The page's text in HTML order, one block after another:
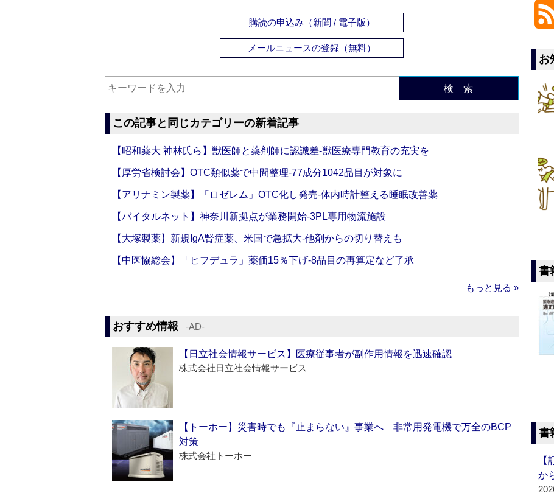
購読の申込み（新聞 / 電子版）
メールニュースの登録（無料）
検 索
この記事と同じカテゴリーの新着記事
【昭和薬大 神林氏ら】獣医師と薬剤師に認識差‐獣医療専門教育の充実を
【厚労省検討会】OTC類似薬で中間整理‐77成分1042品目が対象に
【アリナミン製薬】「ロゼレム」OTC化し発売‐体内時計整える睡眠改善薬
【バイタルネット】神奈川新拠点が業務開始‐3PL専用物流施設
【大塚製薬】新規IgA腎症薬、米国で急拡大‐他剤からの切り替えも
【中医協総会】「ヒフデュラ」薬価15％下げ‐8品目の再算定など了承
もっと見る »
おすすめ情報 ‐AD‐
【日立社会情報サービス】医療従事者が副作用情報を迅速確認
株式会社日立社会情報サービス
【トーホー】災害時でも『止まらない』事業へ 非常用発電機で万全のBCP
対策
株式会社トーホー
お
書
書
か